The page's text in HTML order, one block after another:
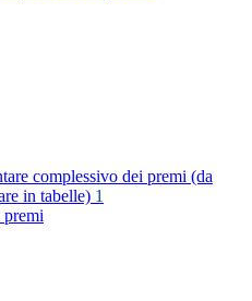
complessivo dei premi (da
in tabelle) 1